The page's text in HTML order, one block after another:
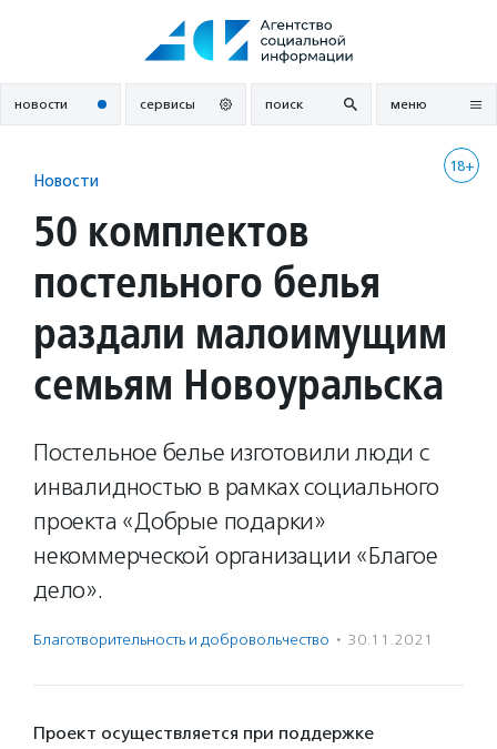
новости сервисы поиск меню
18+
Новости
50 комплектов
постельного белья
раздали малоимущим
семьям Новоуральска
Постельное белье изготовили люди с
инвалидностью в рамках социального
проекта «Добрые подарки»
некоммерческой организации «Благое
дело».
Благотвори­тель­ность и доброволь­чест­во · 30.11.2021
Проект осуществляется при поддержке